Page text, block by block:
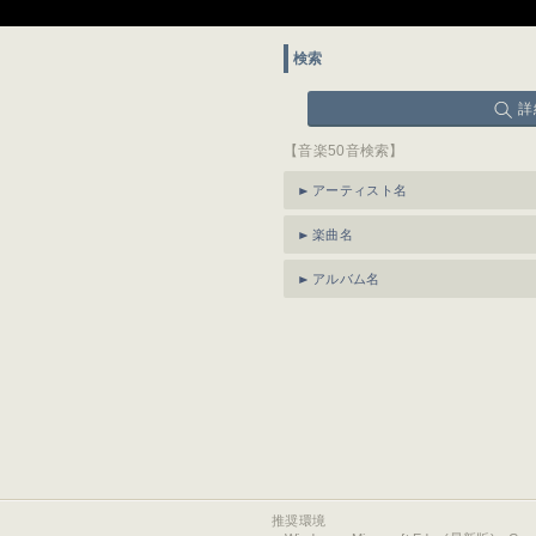
検索
詳
【音楽50音検索】
アーティスト名
楽曲名
アルバム名
推奨環境